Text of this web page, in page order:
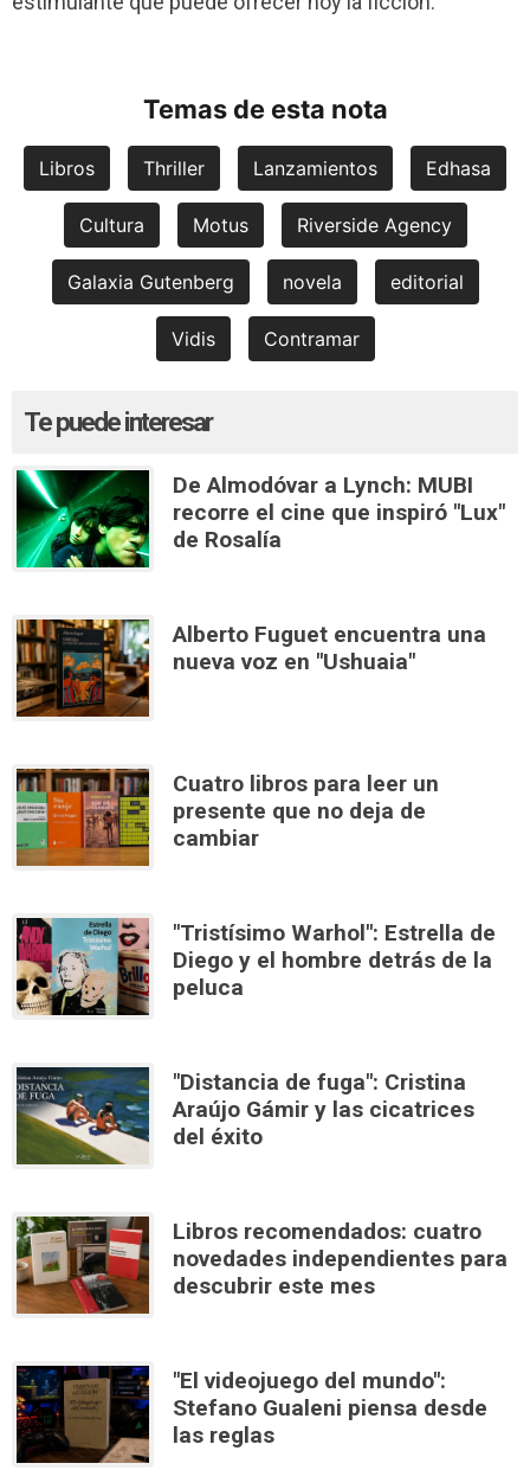
Temas de esta nota
Libros Thriller Lanzamientos Edhasa
Cultura Motus Riverside Agency
Galaxia Gutenberg novela editorial
Vidis Contramar
Te puede interesar
De Almodóvar a Lynch: MUBI
recorre el cine que inspiró "Lux"
de Rosalía
Alberto Fuguet encuentra una
nueva voz en "Ushuaia"
Cuatro libros para leer un
presente que no deja de
cambiar
"Tristísimo Warhol": Estrella de
Diego y el hombre detrás de la
peluca
"Distancia de fuga": Cristina
Araújo Gámir y las cicatrices
del éxito
Libros recomendados: cuatro
novedades independientes para
descubrir este mes
"El videojuego del mundo":
Stefano Gualeni piensa desde
las reglas